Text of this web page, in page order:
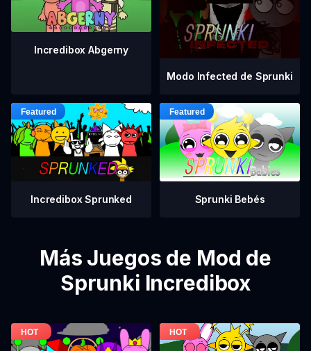
Incredibox Abgerny
Modo Infected de Sprunki
Incredibox Sprunked Sprunki Bebés
Más Juegos de Mod de
Sprunki Incredibox